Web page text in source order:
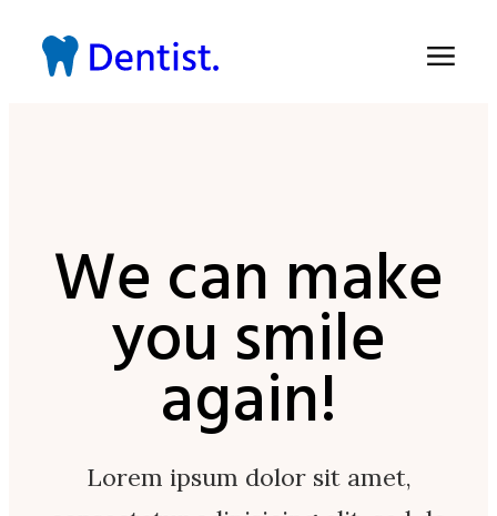
We can make
you smile
again!
Lorem ipsum dolor sit amet,